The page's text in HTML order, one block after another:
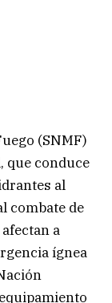
(SNMF)
que conduce
al
combate de
a
ígnea